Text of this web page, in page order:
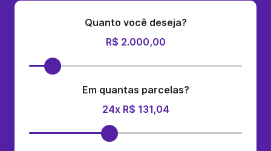
Quanto você deseja?
R$ 2.000,00
Em quantas parcelas?
24x R$ 131,04